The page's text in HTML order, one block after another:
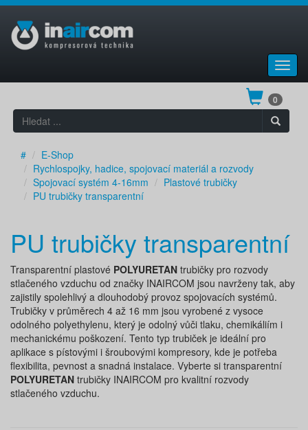
0
#
E-Shop
Rychlospojky, hadice, spojovací materiál a rozvody
Spojovací systém 4-16mm
Plastové trubičky
PU trubičky transparentní
PU trubičky transparentní
Transparentní plastové POLYURETAN trubičky pro rozvody
stlačeného vzduchu od značky INAIRCOM jsou navrženy tak, aby
zajistily spolehlivý a dlouhodobý provoz spojovacích systémů.
Trubičky v průměrech 4 až 16 mm jsou vyrobené z vysoce
odolného polyethylenu, který je odolný vůči tlaku, chemikáliím i
mechanickému poškození. Tento typ trubiček je ideální pro
aplikace s pístovými i šroubovými kompresory, kde je potřeba
flexibilita, pevnost a snadná instalace. Vyberte si transparentní
POLYURETAN trubičky INAIRCOM pro kvalitní rozvody
stlačeného vzduchu.